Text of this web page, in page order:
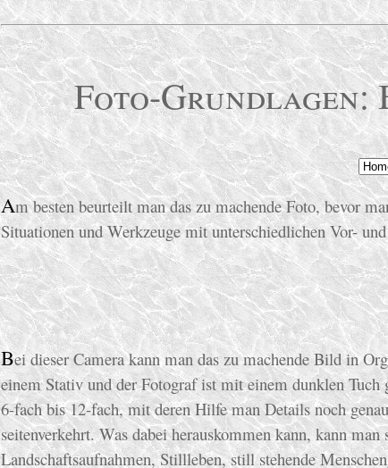
Foto-Grundlagen:
Am besten beurteilt man das zu machende Foto, bevor
Situationen und Werkzeuge mit unterschiedlichen Vor-
Bei dieser Camera kann man das zu machende Bild in
einem Stativ und der Fotograf ist mit einem dunklen
6-fach bis 12-fach, mit deren Hilfe man Details noch
seitenverkehrt. Was dabei herauskommen kann, kann
Landschaftsaufnahmen, Stillleben, still stehende